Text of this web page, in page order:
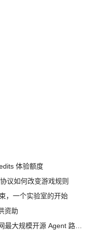
体验额度
议如何改变游戏规则
，一个实验室的开始
资助